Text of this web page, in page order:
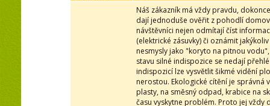
Náš zákazník má vždy pravdu,
dají jednoduše ověřit z pohodlí
návštěvníci nejen odmítají číst
(elektrické zásuvky) či oznámit
nesmysly jako "koryto na pitnou
stavu silné indispozice se nedají
indispozicí lze vysvětlit šikmé vidění
nerostou. Ekologické cítění je správná
plasty, na směsný odpad, krabice na
času vyskytne problém. Proto jej vždy